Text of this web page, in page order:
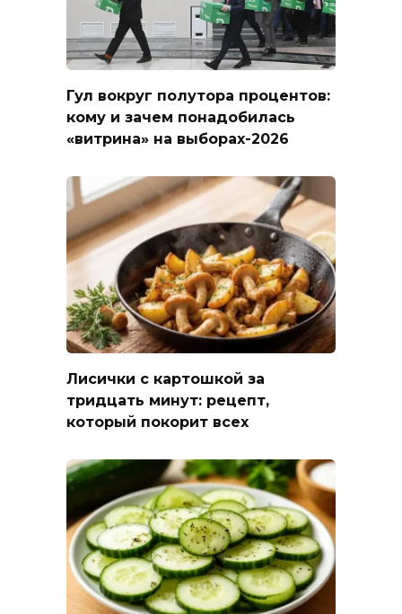
Гул вокруг полутора процентов:
кому и зачем понадобилась
«витрина» на выборах-2026
Лисички с картошкой за
тридцать минут: рецепт,
который покорит всех